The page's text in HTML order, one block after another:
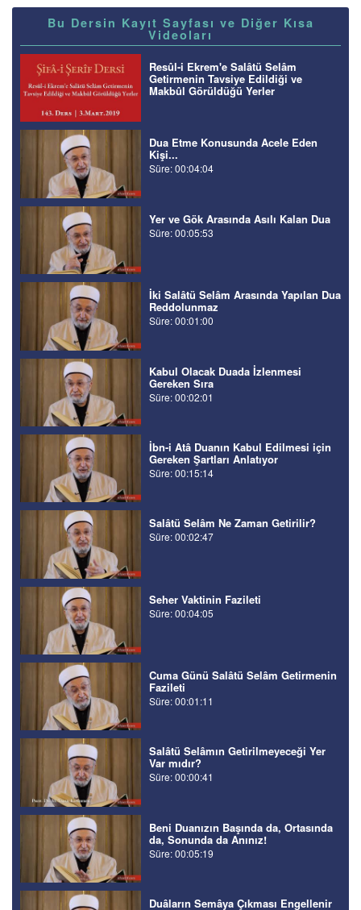
Bu Dersin Kayıt Sayfası ve Diğer Kısa
Videoları
Resûl-i Ekrem'e Salâtü Selâm
Getirmenin Tavsiye Edildiği ve
Makbûl Görüldüğü Yerler
Dua Etme Konusunda Acele Eden
Kişi...
Süre: 00:04:04
Yer ve Gök Arasında Asılı Kalan Dua
Süre: 00:05:53
İki Salâtü Selâm Arasında Yapılan Dua
Reddolunmaz
Süre: 00:01:00
Kabul Olacak Duada İzlenmesi
Gereken Sıra
Süre: 00:02:01
İbn-i Atâ Duanın Kabul Edilmesi için
Gereken Şartları Anlatıyor
Süre: 00:15:14
Salâtü Selâm Ne Zaman Getirilir?
Süre: 00:02:47
Seher Vaktinin Fazileti
Süre: 00:04:05
Cuma Günü Salâtü Selâm Getirmenin
Fazileti
Süre: 00:01:11
Salâtü Selâmın Getirilmeyeceği Yer
Var mıdır?
Süre: 00:00:41
Beni Duanızın Başında da, Ortasında
da, Sonunda da Anınız!
Süre: 00:05:19
Duâların Semâya Çıkması Engellenir